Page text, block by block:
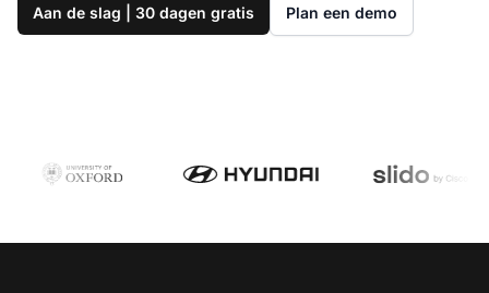
Aan de slag | 30 dagen gratis Plan een demo